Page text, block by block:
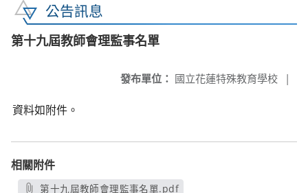
公告訊息
第十九屆教師會理監事名單
發布單位： 國立花蓮特殊教育學校 |
資料如附件。
相關附件
第十九屆教師會理監事名單.pdf